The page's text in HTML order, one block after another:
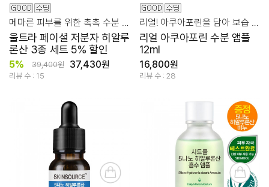
울트라 페이셜 저분자 히알루
론산 3종 세트 5% 할인
5% 39,400원 37,430원
리뷰 수 : 15
리얼 아쿠아포린 수분 앰플
12ml
16,800원
리뷰 수 : 28